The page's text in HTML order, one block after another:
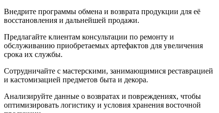
Внедрите программы обмена и возврата продукции для её
восстановления и дальнейшей продажи.
Предлагайте клиентам консультации по ремонту и
обслуживанию приобретаемых артефактов для увеличения
срока их службы.
Сотрудничайте с мастерскими, занимающимися реставрацией
и кастомизацией предметов быта и декора.
Анализируйте данные о возвратах и повреждениях, чтобы
оптимизировать логистику и условия хранения восточной